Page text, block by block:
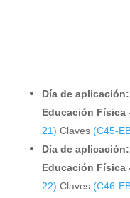
Día de
Educación Física
21) Claves (C45-
Día de
Educación Física
22) Claves (C46-